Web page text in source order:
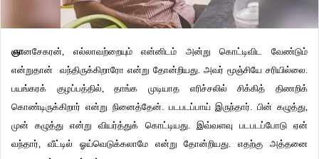
ஞானசேகரன், எல்லாவற்றையும் என்னிடம் அன்று கொட்டிவிட வேண்டும்
என்றுதான் வந்திருக்கிறாரோ என்று தோன்றியது. அவர் மூஞ்சியே சரியில்லை.
பயங்கரக் குழப்பத்தில், தாங்க முடியாத எரிச்சலில் சிக்கித் திணறிக்
கொண்டிருக்கிறார் என்று நினைத்தேன். படபடப்பாய் இருந்தார். பின் கழுத்து,
முன் கழுத்து என்று வியர்த்துக் கொட்டியது. இவ்வளவு படபடப்போடு ஏன்
வந்தார், வீட்டில் ஓய்வெடுக்கலாமே என்று தோன்றியது. எதற்கு அத்தனை